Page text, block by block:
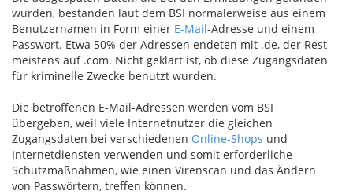
wurden, bestanden laut dem BSI normalerweise aus einem
Benutzernamen in Form einer E-Mail-Adresse und einem
Passwort. Etwa 50% der Adressen endeten mit .de, der Rest
meistens auf .com. Nicht geklärt ist, ob diese Zugangsdaten
für kriminelle Zwecke benutzt wurden.
Die betroffenen E-Mail-Adressen werden vom BSI
übergeben, weil viele Internetnutzer die gleichen
Zugangsdaten bei verschiedenen Online-Shops und
Internetdiensten verwenden und somit erforderliche
Schutzmaßnahmen, wie einen Virenscan und das Ändern
von Passwörtern, treffen können.